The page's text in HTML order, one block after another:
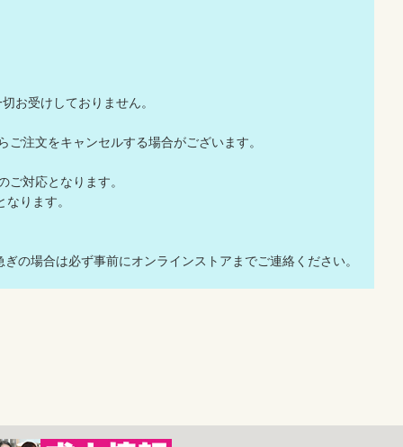
お受けしておりません。
注文をキャンセルする場合がございます。
対応となります。
なります。
場合は必ず事前にオンラインストアまでご連絡ください。